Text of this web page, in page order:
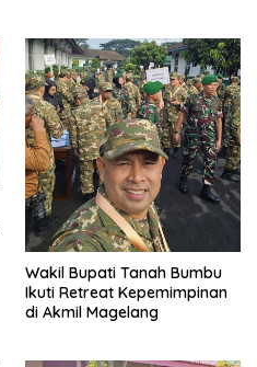
Wakil Bupati Tanah Bumbu
Ikuti Retreat Kepemimpinan
di Akmil Magelang